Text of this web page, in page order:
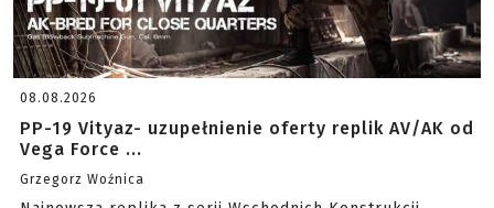
08.08.2026
PP-19 Vityaz- uzupełnienie oferty replik AV/AK od
Vega Force ...
Grzegorz Woźnica